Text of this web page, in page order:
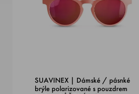
SUAVINEX | Dámské / pásnké
brýle polarizované s pouzdrem